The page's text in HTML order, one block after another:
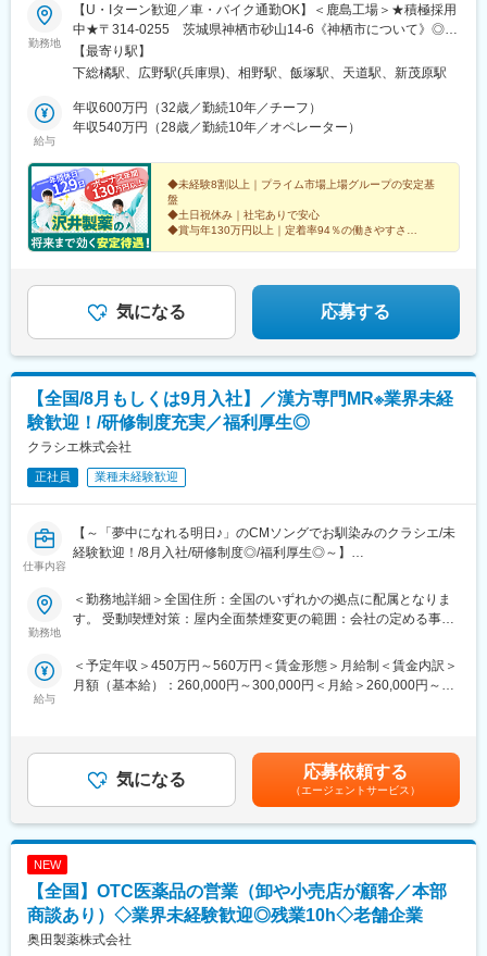
おります。
★臨床検査は理系分野になりますが、営業職は文系出身の社員が
多数活躍しております！
・年間休日：125日
・週休2日制：日曜・祝日+シフト制で1日休み
・平均勤続年数：14.6年
・平均有給休暇取得日数：12.6日
・育児休業取得率：男性→66.7%、女性→100％
家族手当、住宅手当あり
■当社について：
当社は、臨床検査を軸とした事業を展開、「メディカル」と「サ
た。社名が表にでることはなかなかありませんが私たちのサービ
スで皆さんの日常生活を支えています。
＜主な事業内容＞
・食の安全サポート（食品分析の受託サービス、施設管理）
・ドーピング検査（WADAから国内唯一認定を受けている機
変更の範囲：会社の定める業務
勤務地
【U・Iターン歓迎／車・バイク通勤OK】＜鹿島工場＞★積極採用
中★〒314-0255 茨城県神栖市砂山14-6《神栖市について》◎太
平洋と利根川に囲まれた自然豊かな街◎子育て支援など各種サポ
ートが充実◎車通勤のため満員電車のストレスなし♪近隣市町村か
取市・旭市から車で10～40分程度です。＜三田工場＞〒669-
1339 兵庫県三田市テクノパーク2-1＜三田西工場＞〒669-
0021 福岡県飯塚市潤野1238-1＜第二九州工場＞〒820-0073
福岡県飯塚市平恒1144-3＜関東工場＞〒297-0017 千葉県茂原市
東郷1900-1※借上社宅あり（会社規定による）※勤務時間により公
共交通機関が利用できないため、自動車通勤となる場合がありま
す。【受動喫煙対策】敷地内完全禁煙沢井製薬では健康産業に関
となります。
【最寄り駅】
下総橘駅、広野駅(兵庫県)、相野駅、飯塚駅、天道駅、新茂原駅
給与
年収600万円（32歳／勤続10年／チーフ）
年収540万円（28歳／勤続10年／オペレーター）
◆未経験8割以上｜プライム市場上場グループの安定基
盤
◆土日祝休み｜社宅ありで安心
◆賞与年130万円以上｜定着率94％の働きやすさ
気になる 応募する
【全国/8月もしくは9月入社】／漢方専門MR※業界未経
験歓迎！/研修制度充実／福利厚生◎
クラシエ株式会社
正社員 業種未経験歓迎
仕事内容
【～「夢中になれる明日♪」のCMソングでお馴染みのクラシエ/未
経験歓迎！/8月入社/研修制度◎/福利厚生◎～】
■業務内容：
医療用漢方製剤専門の※MR職として医療従事者への情報提供をお
域です。対象となる診療科は多いですが、特に高齢者医療や女性
医療に注力しています。
Medical Representative（メディカル・リプレゼンタティブ）の
略で、日本語では「医薬情報担当者」を意味します。医師や薬剤
師などの医療従事者に対して、自社製品である漢方薬に関する情
報を提供し、漢方薬の適正使用を促進する役割を担っています。
入社後、未経験の方は2か月間（8~9月）、経験者の方も1ヶ月間
（8月）本社研修がありしっかりとフォローします。漢方業界が初
めての方でもご安心ください！内容は学術（医薬品・漢方薬）、
情報提供や説明会のロールプレイイング等インプット、アウトプ
勤務地
＜勤務地詳細＞全国住所：全国のいずれかの拠点に配属となりま
す。 受動喫煙対策：屋内全面禁煙変更の範囲：会社の定める事業
給与
＜予定年収＞450万円～560万円＜賃金形態＞月給制＜賃金内訳＞
月額（基本給）：260,000円～300,000円＜月給＞260,000円～
までも目安の金額であり、選考を通じて上下する可能性がありま
す。月給(月額)は固定手当を含めた表記です。
気になる 応募依頼する
（エージェントサービス）
NEW
【全国】OTC医薬品の営業（卸や小売店が顧客／本部
商談あり）◇業界未経験歓迎◎残業10h◇老舗企業
奥田製薬株式会社